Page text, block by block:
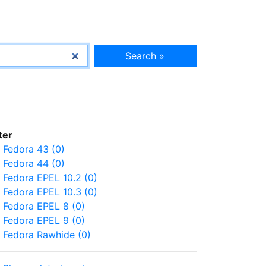
Search »
Fedora 43 (0)
Fedora 44 (0)
Fedora EPEL 10.2 (0)
Fedora EPEL 10.3 (0)
Fedora EPEL 8 (0)
Fedora EPEL 9 (0)
Fedora Rawhide (0)